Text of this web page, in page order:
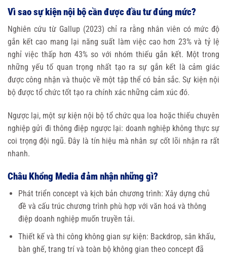
Vì sao sự kiện nội bộ cần được đầu tư đúng mức?
Nghiên cứu từ Gallup (2023) chỉ ra rằng nhân viên có mức độ
gắn kết cao mang lại năng suất làm việc cao hơn 23% và tỷ lệ
nghỉ việc thấp hơn 43% so với nhóm thiếu gắn kết. Một trong
những yếu tố quan trọng nhất tạo ra sự gắn kết là cảm giác
được công nhận và thuộc về một tập thể có bản sắc. Sự kiện nội
bộ được tổ chức tốt tạo ra chính xác những cảm xúc đó.
Ngược lại, một sự kiện nội bộ tổ chức qua loa hoặc thiếu chuyên
nghiệp gửi đi thông điệp ngược lại: doanh nghiệp không thực sự
coi trọng đội ngũ. Đây là tín hiệu mà nhân sự cốt lõi nhận ra rất
nhanh.
Châu Khổng Media đảm nhận những gì?
Phát triển concept và kịch bản chương trình: Xây dựng chủ
đề và cấu trúc chương trình phù hợp với văn hoá và thông
điệp doanh nghiệp muốn truyền tải.
Thiết kế và thi công không gian sự kiện: Backdrop, sân khấu,
bàn ghế, trang trí và toàn bộ không gian theo concept đã